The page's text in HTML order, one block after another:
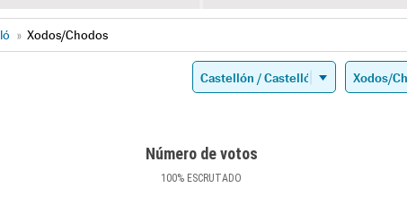
» Xodos/Chodos
Número de votos
100% ESCRUTADO